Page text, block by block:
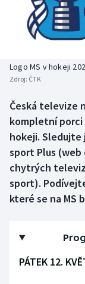
Baseball a
Basketbal
Biatlon
Box
Curling
Dostihy
Futsal
Golf
Soutěže
Historické
Aplikace ČT
Logo MS v hokeji
Zdroj: ČTK
Česká televize
kompletní
hokeji. Sledujte
sport Plus
chytrých
sport).
které se na MS
PÁTEK 12.